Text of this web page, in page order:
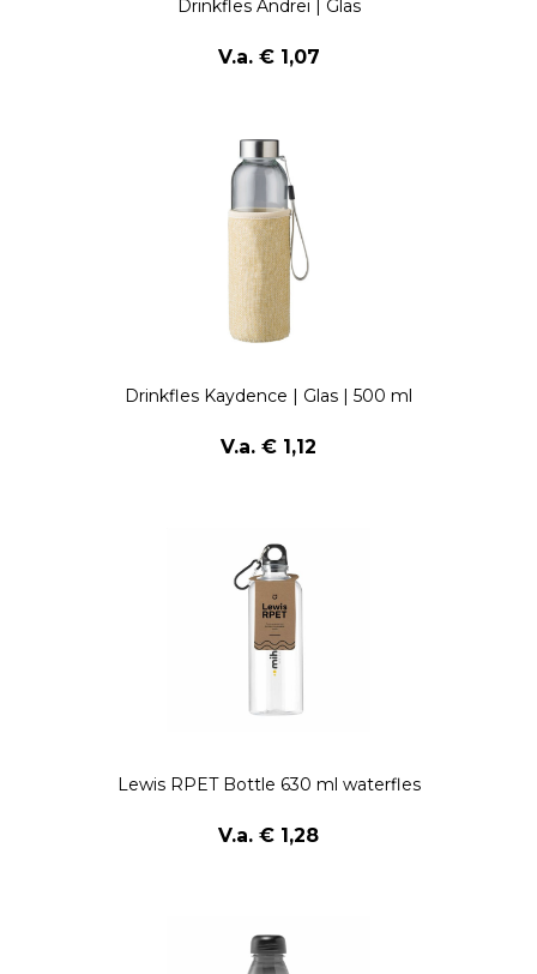
Drinkfles Andrei | Glas
V.a. € 1,07
Drinkfles Kaydence | Glas | 500 ml
V.a. € 1,12
Lewis RPET Bottle 630 ml waterfles
V.a. € 1,28